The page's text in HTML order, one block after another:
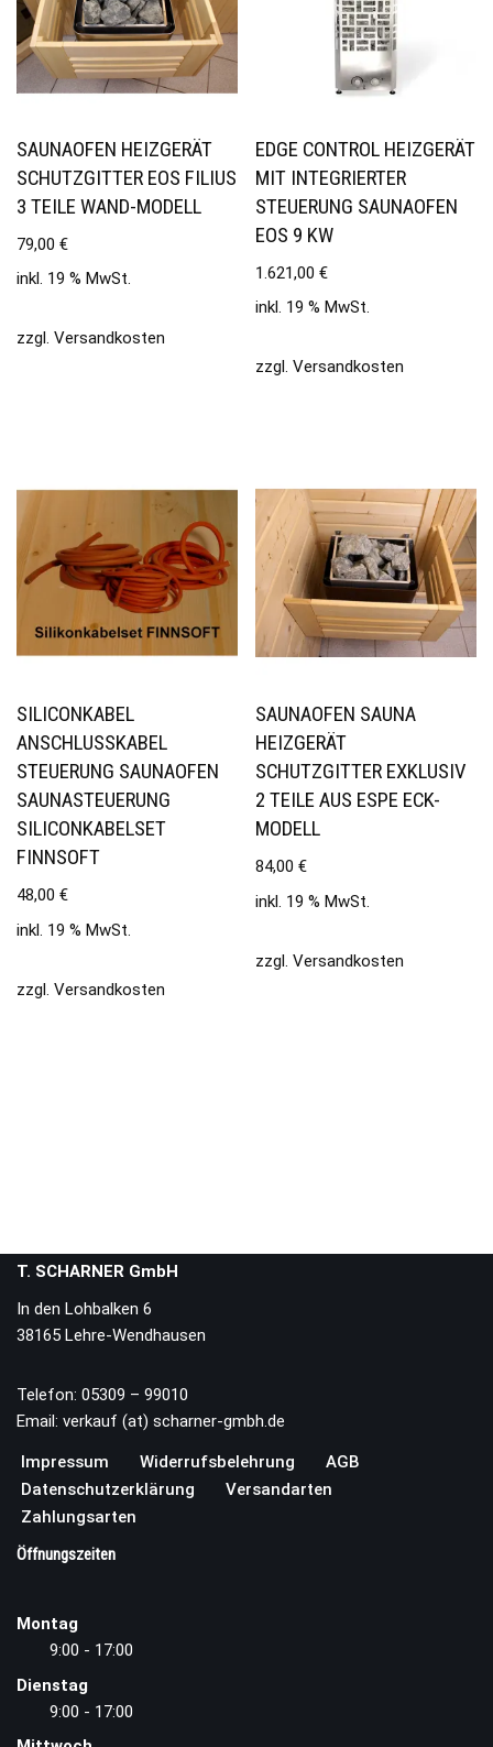
SAUNAOFEN HEIZGERÄT
SCHUTZGITTER EOS FILIUS
3 TEILE WAND-MODELL
79,00 €
inkl. 19 % MwSt.
zzgl. Versandkosten
EDGE CONTROL HEIZGERÄT
MIT INTEGRIERTER
STEUERUNG SAUNAOFEN
EOS 9 KW
1.621,00€
inkl. 19 % MwSt.
zzgl.Versandkosten
SILICONKABEL
ANSCHLUSSKABEL
STEUERUNG SAUNAOFEN
SAUNASTEUERUNG
SILICONKABELSET
FINNSOFT
48,00 €
inkl. 19 % MwSt.
zzgl. Versandkosten
SAUNAOFEN SAUNA
HEIZGERÄT
SCHUTZGITTER EXKLUSIV
2 TEILE AUS ESPE ECK-
MODELL
84,00€
inkl. 19 % MwSt.
zzgl.Versandkosten
T. SCHARNER GmbH
In den Lohbalken 6
38165 Lehre-Wendhausen
Telefon: 05309 – 99010
Email: verkauf (at) scharner-gmbh.de
Impressum Widerrufsbelehrung
AGB
Datenschutzerklärung
Versandarten
Zahlungsarten
Öffnungszeiten
Montag
9:00 - 17:00
Dienstag
9:00 - 17:00